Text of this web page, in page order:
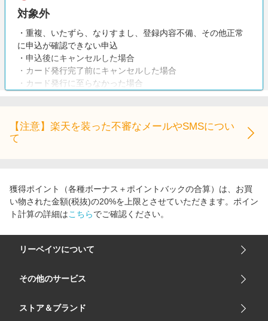
対象外
・重複、いたずら、なりすまし、登録内容不備、その他正常
に申込が確認できない申込
・申込後にキャンセルした場合
・カード発行完了前にキャンセルした場合
・カード発行に至らなかった場合
注意事項
でご注意ください。
【注意】楽天を装った不審なメールやSMSについ
て
獲得ポイント（各種ボーナス＋ポイントバックの合算）は、お買
い物された金額(税抜)の20%を上限とさせていただきます。ポイン
ト計算の詳細はこちらでご確認ください。
リーベイツについて
会社概要
サイトマップ
その他のサービス
楽天市場
ストア＆ブランド